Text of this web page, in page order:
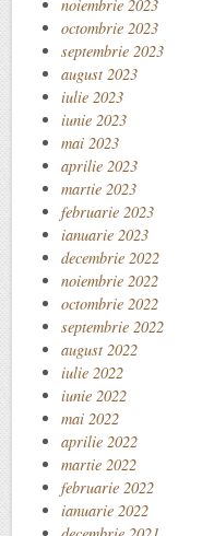
noiembrie 2023
octombrie 2023
septembrie 2023
august 2023
iulie 2023
iunie 2023
mai 2023
aprilie 2023
martie 2023
februarie 2023
ianuarie 2023
decembrie 2022
noiembrie 2022
octombrie 2022
septembrie 2022
august 2022
iulie 2022
iunie 2022
mai 2022
aprilie 2022
martie 2022
februarie 2022
ianuarie 2022